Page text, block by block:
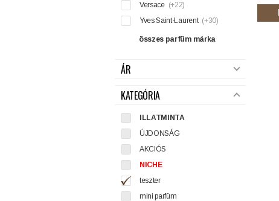
Versace (+22)
Yves Saint-Laurent (+30)
összes parfüm márka
ÁR
KATEGÓRIA
ILLATMINTA
ÚJDONSÁG
AKCIÓS
NICHE
teszter
mini parfüm